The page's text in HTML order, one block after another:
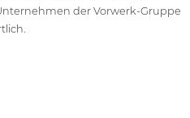
der Vorwerk-Gruppe